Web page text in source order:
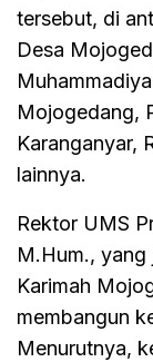
tersebut, di
Desa
Mojogedang,
Karanganyar,
lainnya.
Rektor UMS
M.Hum.,
Karimah
membangun
Menurutnya,